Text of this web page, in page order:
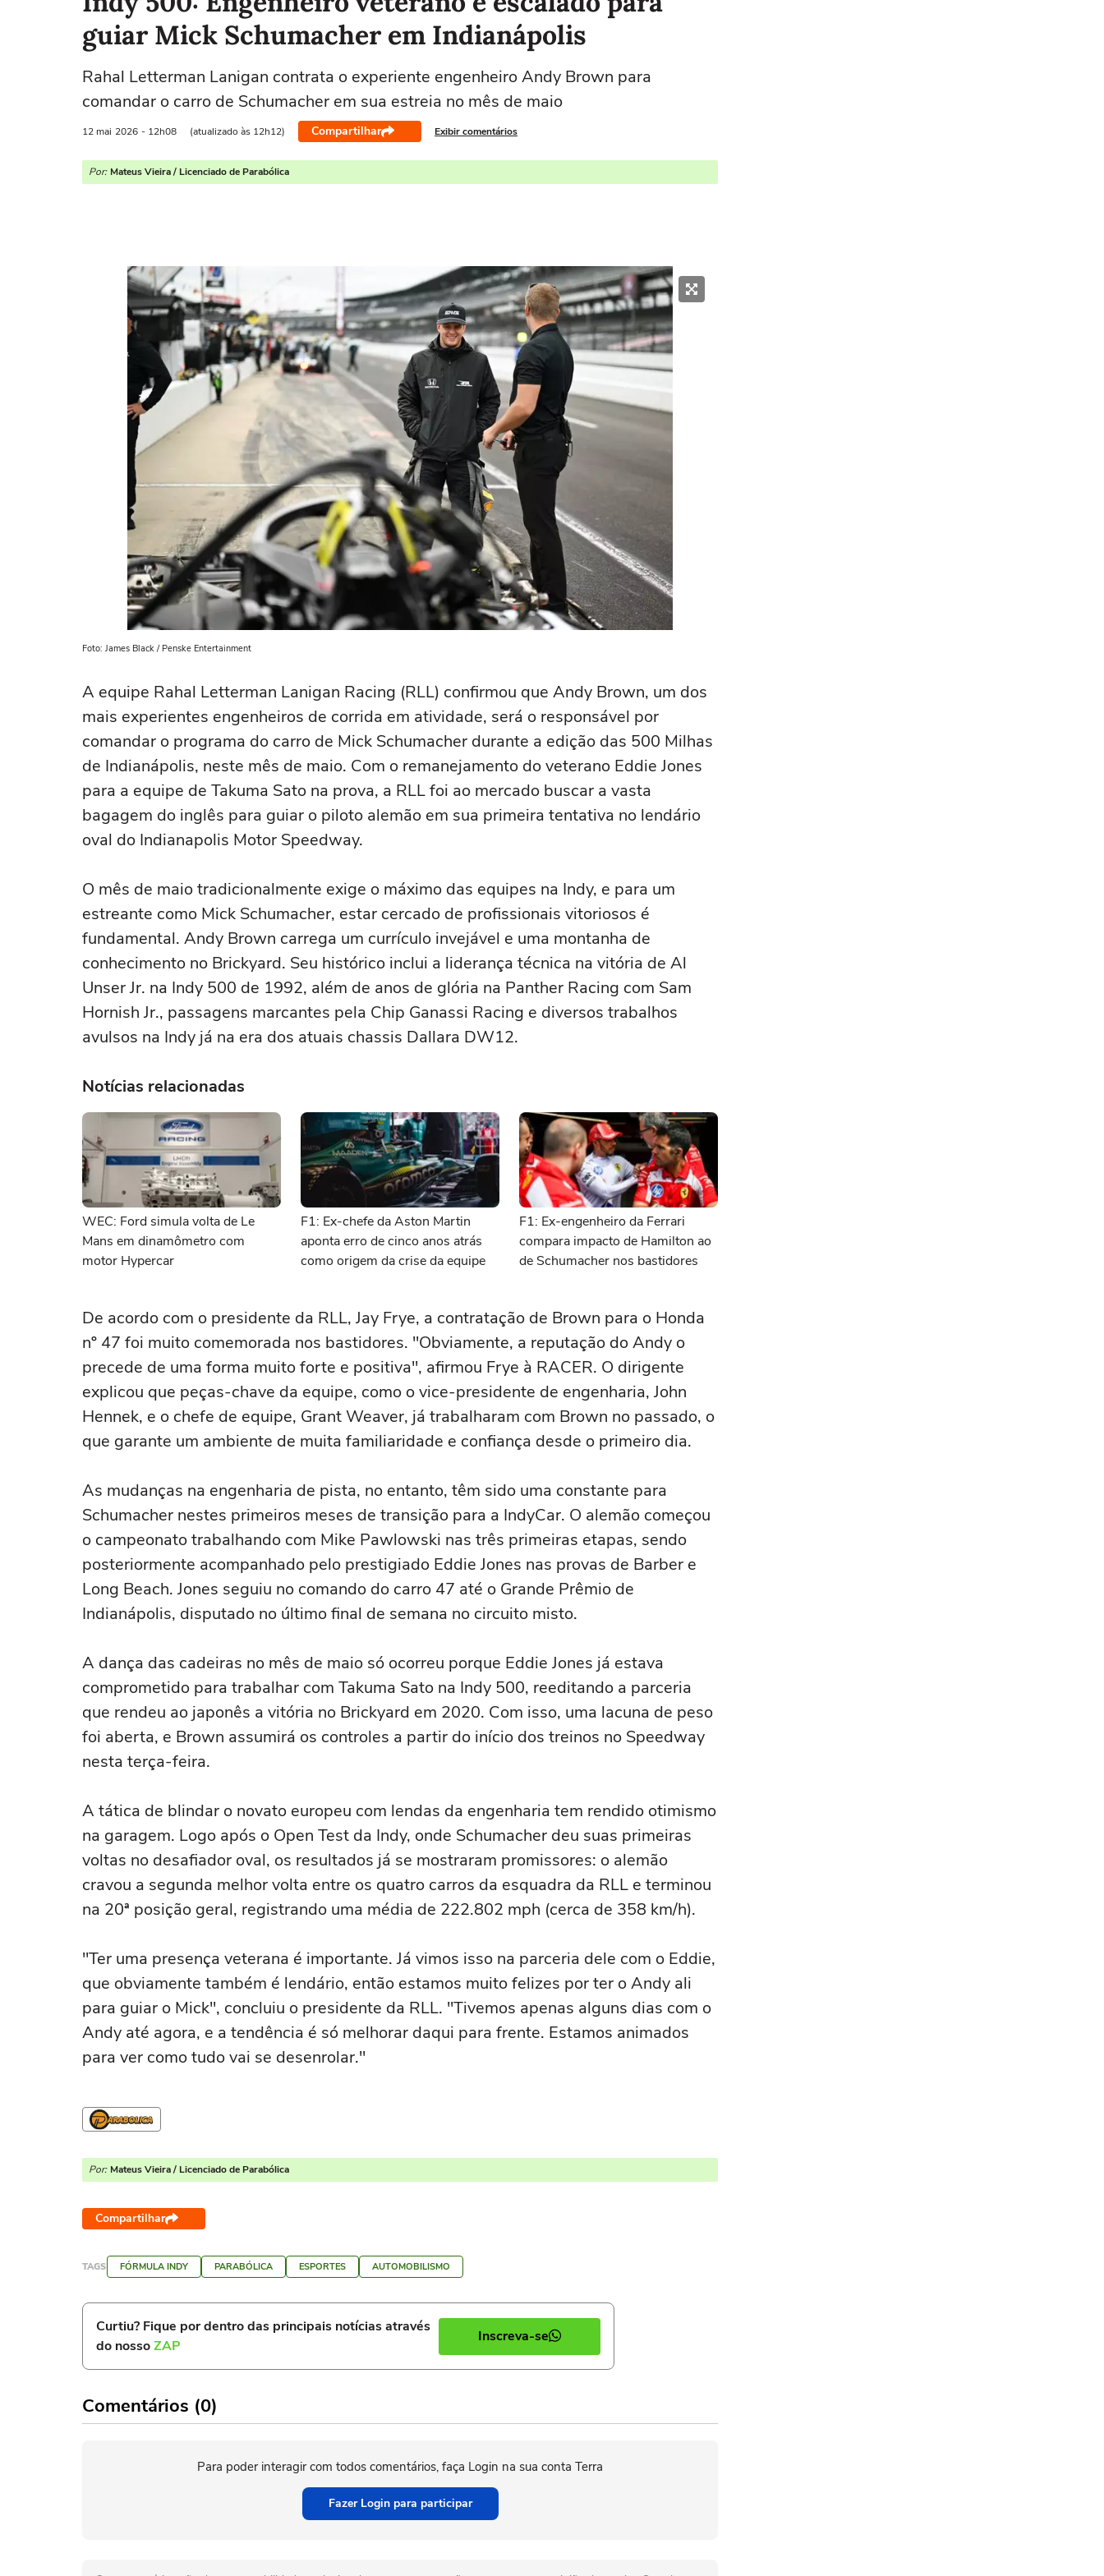
guiar Mick Schumacher em Indianápolis
Rahal Letterman Lanigan contrata o experiente engenheiro Andy Brown para
comandar o carro de Schumacher em sua estreia no mês de maio
12 mai 2026 - 12h08 (atualizado às 12h12) Compartilhar Exibir comentários
Por: Mateus Vieira / Licenciado de Parabólica
Foto: James Black / Penske Entertainment
A equipe Rahal Letterman Lanigan Racing (RLL) confirmou que Andy Brown, um dos
mais experientes engenheiros de corrida em atividade, será o responsável por
comandar o programa do carro de Mick Schumacher durante a edição das 500 Milhas
de Indianápolis, neste mês de maio. Com o remanejamento do veterano Eddie Jones
para a equipe de Takuma Sato na prova, a RLL foi ao mercado buscar a vasta
bagagem do inglês para guiar o piloto alemão em sua primeira tentativa no lendário
oval do Indianapolis Motor Speedway.
O mês de maio tradicionalmente exige o máximo das equipes na Indy, e para um
estreante como Mick Schumacher, estar cercado de profissionais vitoriosos é
fundamental. Andy Brown carrega um currículo invejável e uma montanha de
conhecimento no Brickyard. Seu histórico inclui a liderança técnica na vitória de Al
Unser Jr. na Indy 500 de 1992, além de anos de glória na Panther Racing com Sam
Hornish Jr., passagens marcantes pela Chip Ganassi Racing e diversos trabalhos
avulsos na Indy já na era dos atuais chassis Dallara DW12.
Notícias relacionadas
WEC: Ford simula volta de Le
Mans em dinamômetro com
motor Hypercar
F1: Ex-chefe da Aston Martin
aponta erro de cinco anos atrás
como origem da crise da equipe
F1: Ex-engenheiro da Ferrari
compara impacto de Hamilton ao
de Schumacher nos bastidores
De acordo com o presidente da RLL, Jay Frye, a contratação de Brown para o Honda
nº 47 foi muito comemorada nos bastidores. "Obviamente, a reputação do Andy o
precede de uma forma muito forte e positiva", afirmou Frye à RACER. O dirigente
explicou que peças-chave da equipe, como o vice-presidente de engenharia, John
Hennek, e o chefe de equipe, Grant Weaver, já trabalharam com Brown no passado, o
que garante um ambiente de muita familiaridade e confiança desde o primeiro dia.
As mudanças na engenharia de pista, no entanto, têm sido uma constante para
Schumacher nestes primeiros meses de transição para a IndyCar. O alemão começou
o campeonato trabalhando com Mike Pawlowski nas três primeiras etapas, sendo
posteriormente acompanhado pelo prestigiado Eddie Jones nas provas de Barber e
Long Beach. Jones seguiu no comando do carro 47 até o Grande Prêmio de
Indianápolis, disputado no último final de semana no circuito misto.
A dança das cadeiras no mês de maio só ocorreu porque Eddie Jones já estava
comprometido para trabalhar com Takuma Sato na Indy 500, reeditando a parceria
que rendeu ao japonês a vitória no Brickyard em 2020. Com isso, uma lacuna de peso
foi aberta, e Brown assumirá os controles a partir do início dos treinos no Speedway
nesta terça-feira.
A tática de blindar o novato europeu com lendas da engenharia tem rendido otimismo
na garagem. Logo após o Open Test da Indy, onde Schumacher deu suas primeiras
voltas no desafiador oval, os resultados já se mostraram promissores: o alemão
cravou a segunda melhor volta entre os quatro carros da esquadra da RLL e terminou
na 20ª posição geral, registrando uma média de 222.802 mph (cerca de 358 km/h).
"Ter uma presença veterana é importante. Já vimos isso na parceria dele com o Eddie,
que obviamente também é lendário, então estamos muito felizes por ter o Andy ali
para guiar o Mick", concluiu o presidente da RLL. "Tivemos apenas alguns dias com o
Andy até agora, e a tendência é só melhorar daqui para frente. Estamos animados
para ver como tudo vai se desenrolar."
Por: Mateus Vieira / Licenciado de Parabólica
Compartilhar
TAGS FÓRMULA INDY PARABÓLICA ESPORTES AUTOMOBILISMO
Curtiu? Fique por dentro das principais notícias através
do nossoZAP
Inscreva-se
Comentários (0)
Para poder interagir com todos comentários, faça Login na sua conta Terra
Fazer Login para participar